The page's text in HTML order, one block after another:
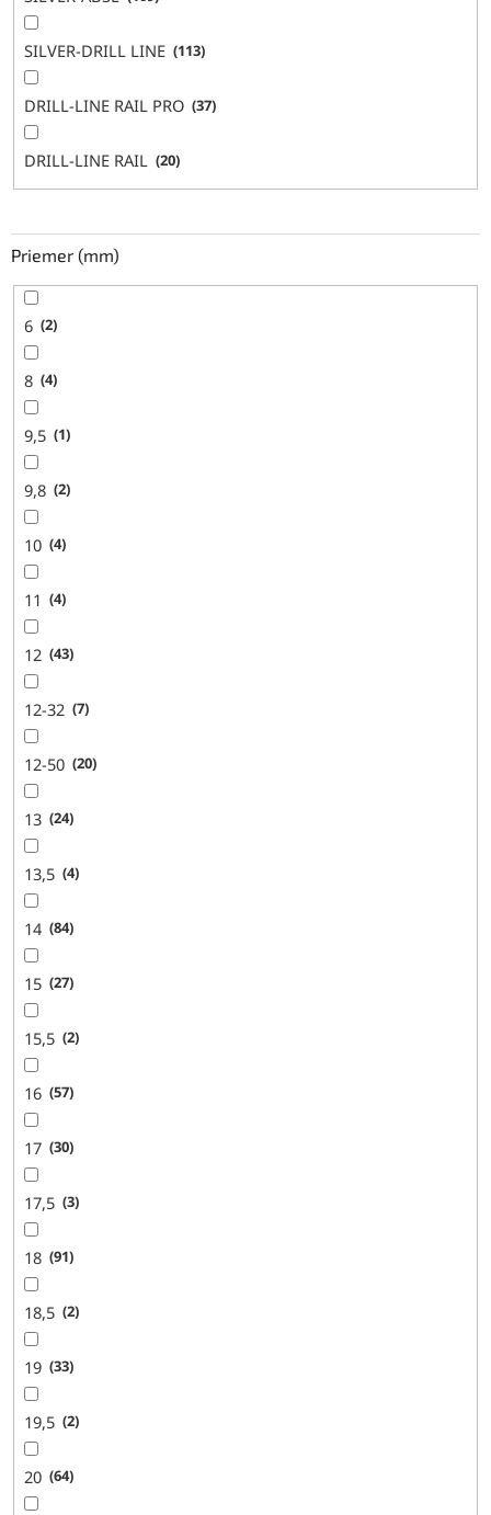
SILVER-DRILL LINE 113
DRILL-LINE RAIL PRO 37
DRILL-LINE RAIL 20
Priemer (mm)
6 2
8 4
9,5 1
9,8 2
10 4
11 4
12 43
12-32 7
12-50 20
13 24
13,5 4
14 84
15 27
15,5 2
16 57
17 30
17,5 3
18 91
18,5 2
19 33
19,5 2
20 64